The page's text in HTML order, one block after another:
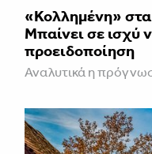
«Κολλημένη»
Μπαίνει σε ισχύ
προειδοποίηση
Αναλυτικά η